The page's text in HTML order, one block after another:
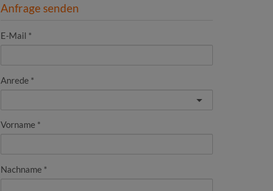
Anfrage senden
E-Mail
Anrede
Vorname
Nachname